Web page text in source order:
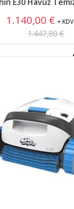
1.140,00 €+ KDV
1.447,80 €